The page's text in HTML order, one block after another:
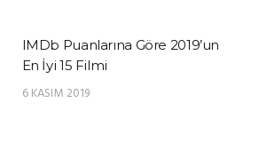
IMDb Puanlarına Göre 2019’un
En İyi 15 Filmi
6 KASIM 2019